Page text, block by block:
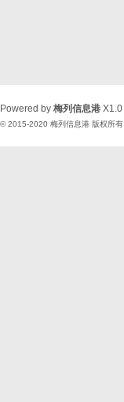
Powered by 梅列信息港 X1.0
© 2015-2020 梅列信息港 版权所有